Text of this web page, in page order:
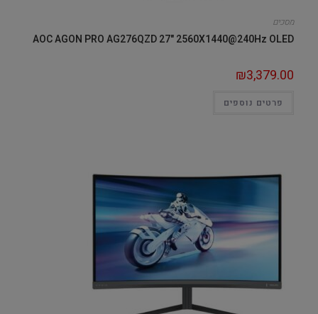
מסכים
AOC AGON PRO AG276QZD 27" 2560X1440@240Hz OLED
₪3,379.00
פרטים נוספים